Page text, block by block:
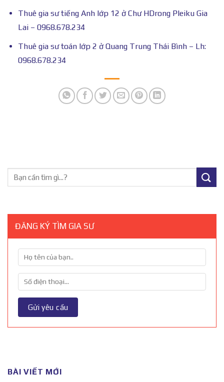
Thuê gia sư tiếng Anh lớp 12 ở Chư HDrong Pleiku Gia
Lai – 0968.678.234
Thuê gia sư toán lớp 2 ở Quang Trung Thái Bình – Lh:
0968.678.234
ĐĂNG KÝ TÌM GIA SƯ
BÀI VIẾT MỚI